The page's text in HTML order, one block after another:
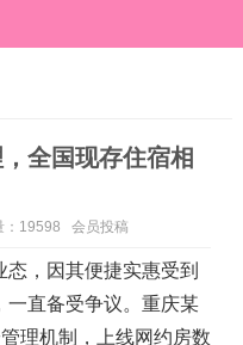
全国现存住宿相
：19598 会员投稿
，因其便捷实惠受到
一直备受争议。重庆某
理机制，上线网约房数